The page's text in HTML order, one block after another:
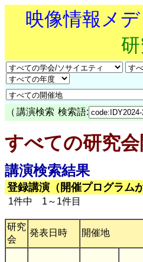
映像情報メ
（ 講演検索 検索語:
すべての研究
講演検索結果
登録講演（開催プログラム
1件中 1～1件目
研究
会
発表日時 開催地